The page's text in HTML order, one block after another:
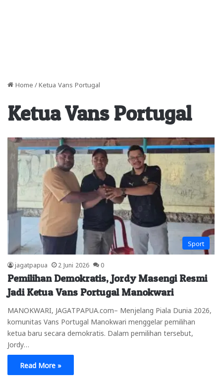
Home / Ketua Vans Portugal
Ketua Vans Portugal
Sport
jagatpapua 2 Juni 2026 0
Pemilihan Demokratis, Jordy Masengi Resmi
Jadi Ketua Vans Portugal Manokwari
MANOKWARI, JAGATPAPUA.com– Menjelang Piala Dunia 2026,
komunitas Vans Portugal Manokwari menggelar pemilihan
ketua baru secara demokratis. Dalam pemilihan tersebut,
Jordy…
Read More »